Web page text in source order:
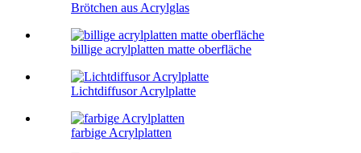
Brötchen aus Acrylglas
billige acrylplatten matte oberfläche
Lichtdiffusor Acrylplatte
farbige Acrylplatten